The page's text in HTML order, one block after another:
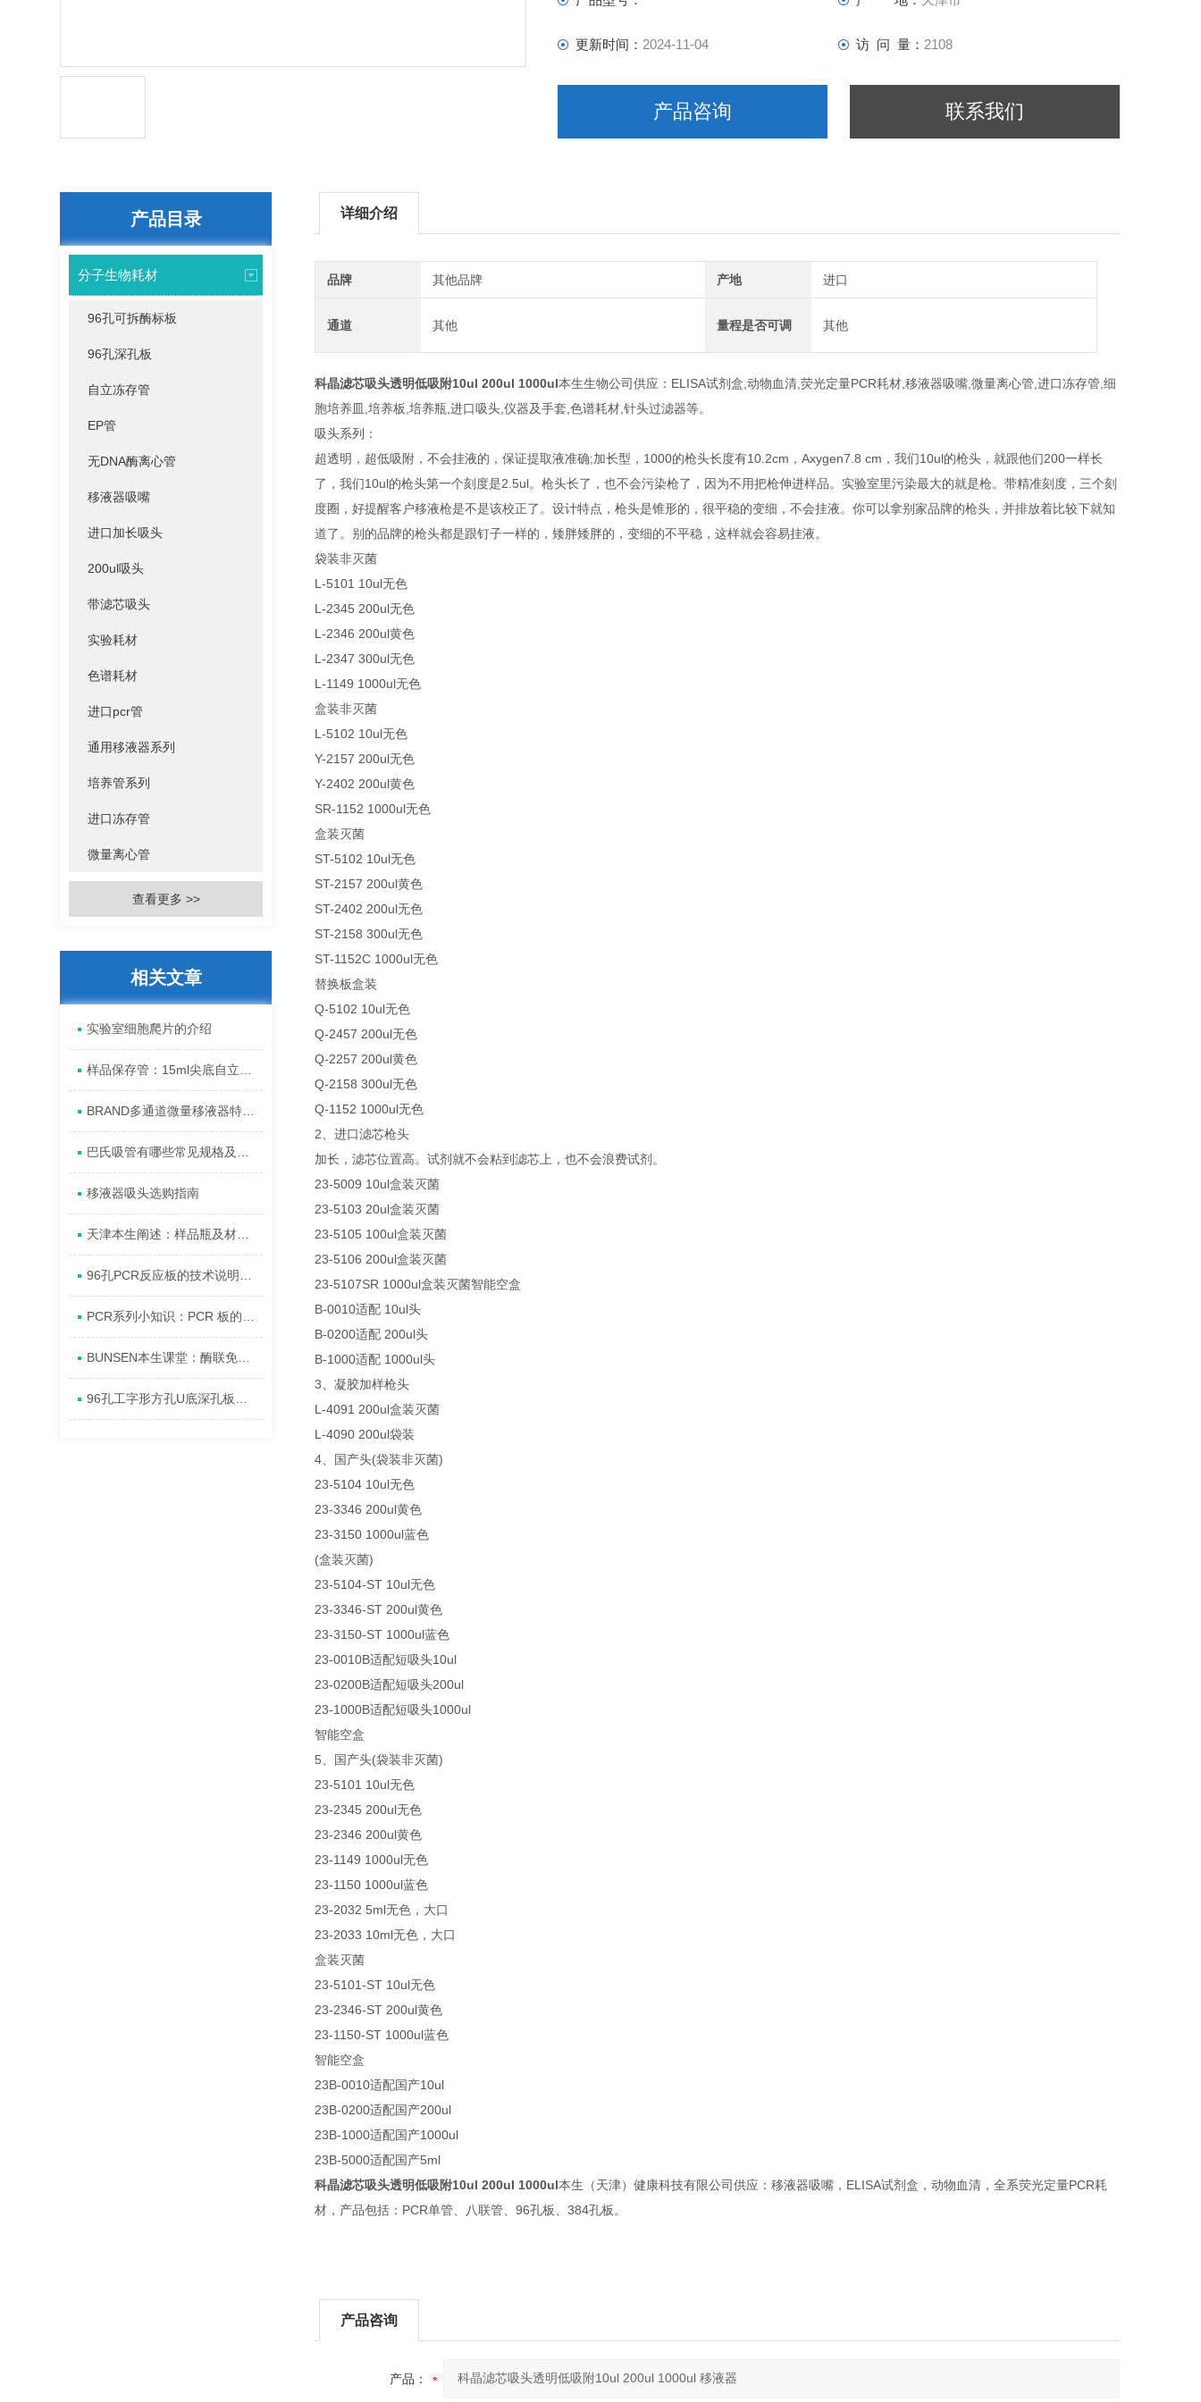
更新时间： 2024-11-04 访 问 量： 2108
产品咨询 联系我们
产品目录
分子生物耗材
96孔可拆酶标板
96孔深孔板
自立冻存管
EP管
无DNA酶离心管
移液器吸嘴
进口加长吸头
200ul吸头
带滤芯吸头
实验耗材
色谱耗材
进口pcr管
通用移液器系列
培养管系列
进口冻存管
微量离心管
查看更多 >>
相关文章
实验室细胞爬片的介绍
移液器吸头选购指南
详细介绍
品牌 其他品牌 产地 进口
通道 其他 量程是否可调 其他
科晶滤芯吸头透明低吸附10ul 200ul 1000ul本生生物公司供应：ELISA试剂盒,动物血清,荧光定量PCR耗材,移液器吸嘴,微量离心管,进口冻存管,细
胞培养皿,培养板,培养瓶,进口吸头,仪器及手套,色谱耗材,针头过滤器等。
吸头系列：
超透明，超低吸附，不会挂液的，保证提取液准确;加长型，1000的枪头长度有10.2cm，Axygen7.8 cm，我们10ul的枪头，就跟他们200一样长
了，我们10ul的枪头第一个刻度是2.5ul。枪头长了，也不会污染枪了，因为不用把枪伸进样品。实验室里污染最大的就是枪。带精准刻度，三个刻
度圈，好提醒客户移液枪是不是该校正了。设计特点，枪头是锥形的，很平稳的变细，不会挂液。你可以拿别家品牌的枪头，并排放着比较下就知
道了。别的品牌的枪头都是跟钉子一样的，矮胖矮胖的，变细的不平稳，这样就会容易挂液。
袋装非灭菌
L-5101 10ul无色
L-2345 200ul无色
L-2346 200ul黄色
L-2347 300ul无色
L-1149 1000ul无色
盒装非灭菌
L-5102 10ul无色
Y-2157 200ul无色
Y-2402 200ul黄色
SR-1152 1000ul无色
盒装灭菌
ST-5102 10ul无色
ST-2157 200ul黄色
ST-2402 200ul无色
ST-2158 300ul无色
ST-1152C 1000ul无色
替换板盒装
Q-5102 10ul无色
Q-2457 200ul无色
Q-2257 200ul黄色
Q-2158 300ul无色
Q-1152 1000ul无色
2、进口滤芯枪头
加长，滤芯位置高。试剂就不会粘到滤芯上，也不会浪费试剂。
23-5009 10ul盒装灭菌
23-5103 20ul盒装灭菌
23-5105 100ul盒装灭菌
23-5106 200ul盒装灭菌
23-5107SR 1000ul盒装灭菌智能空盒
B-0010适配 10ul头
B-0200适配 200ul头
B-1000适配 1000ul头
3、凝胶加样枪头
L-4091 200ul盒装灭菌
L-4090 200ul袋装
4、国产头(袋装非灭菌)
23-5104 10ul无色
23-3346 200ul黄色
23-3150 1000ul蓝色
(盒装灭菌)
23-5104-ST 10ul无色
23-3346-ST 200ul黄色
23-3150-ST 1000ul蓝色
23-0010B适配短吸头10ul
23-0200B适配短吸头200ul
23-1000B适配短吸头1000ul
智能空盒
5、国产头(袋装非灭菌)
23-5101 10ul无色
23-2345 200ul无色
23-2346 200ul黄色
23-1149 1000ul无色
23-1150 1000ul蓝色
23-2032 5ml无色，大口
23-2033 10ml无色，大口
盒装灭菌
23-5101-ST 10ul无色
23-2346-ST 200ul黄色
23-1150-ST 1000ul蓝色
智能空盒
23B-0010适配国产10ul
23B-0200适配国产200ul
23B-1000适配国产1000ul
23B-5000适配国产5ml
科晶滤芯吸头透明低吸附10ul 200ul 1000ul本生（天津）健康科技有限公司供应：移液器吸嘴，ELISA试剂盒，动物血清，全系荧光定量PCR耗
材，产品包括：PCR单管、八联管、96孔板、384孔板。
产品咨询
产品：